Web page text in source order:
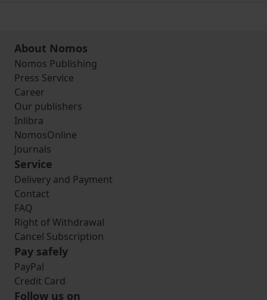
About Nomos
Nomos Publishing
Press Service
Career
Our publishers
Inlibra
NomosOnline
Journals
Service
Delivery and Payment
Contact
FAQ
Right of Withdrawal
Cancel Subscription
Pay safely
PayPal
Credit Card
Follow us on